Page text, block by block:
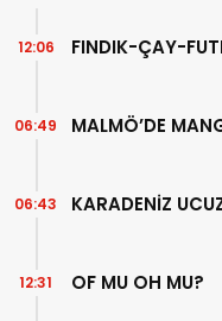
FINDIK-ÇAY-
12:06
MALMÖ’DE
06:49
KARADENİZ
06:43
OF MU OH MU?
12:31